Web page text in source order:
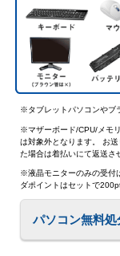
※タブレットパソコンやブ
※マザーボード/CPU/メモ
は対象外となります。 お
た場合は着払いにて返送さ
※液晶モニターのみの受付
ダポイントはセットで
パソコン無料